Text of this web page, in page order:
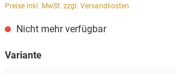
Preise inkl. MwSt. zzgl. Versandkosten
Nicht mehr verfügbar
Variante